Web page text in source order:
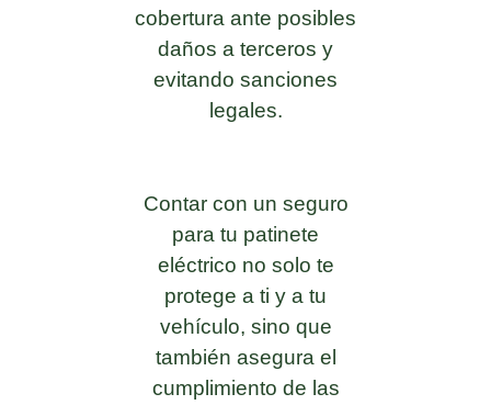
cobertura ante posibles
daños a terceros y
evitando sanciones
legales.
Contar con un seguro
para tu patinete
eléctrico no solo te
protege a ti y a tu
vehículo, sino que
también asegura el
cumplimiento de las